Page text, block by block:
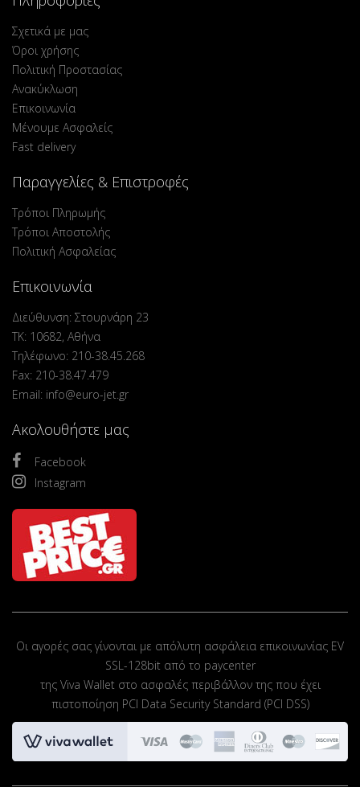
Σχετικά με μας
Όροι χρήσης
Πολιτική Προστασίας
Ανακύκλωση
Επικοινωνία
Μένουμε Ασφαλείς
Fast delivery
Παραγγελίες & Επιστροφές
Τρόποι Πληρωμής
Τρόποι Αποστολής
Πολιτική Ασφαλείας
Επικοινωνία
Διεύθυνση: Στουρνάρη 23
ΤΚ: 10682, Αθήνα
Τηλέφωνο: 210-38.45.268
Fax: 210-38.47.479
Email: info@euro-jet.gr
Ακολουθήστε μας
Facebook
Instagram
Οι αγορές σας γίνονται με απόλυτη ασφάλεια επικοινωνίας EV
SSL-128bit από το paycenter
της Viva Wallet στο ασφαλές περιβάλλον της που έχει
πιστοποίηση PCI Data Security Standard (PCI DSS)